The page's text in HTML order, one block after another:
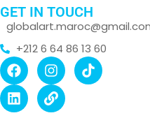
GET IN TOUCH
+212 6 64 86 13 60